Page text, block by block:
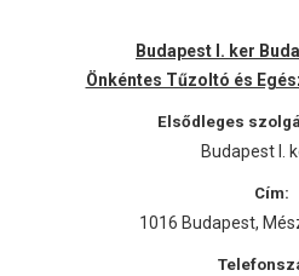
Budapest I. ker
Önkéntes Tűzoltó és
Elsődleges
Budapest I.
Cím:
1016 Budapest,